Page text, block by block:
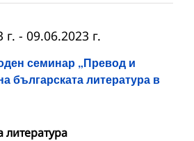
семинар „Превод и
българската литература в
г. - 09.06.2023 г.
литература